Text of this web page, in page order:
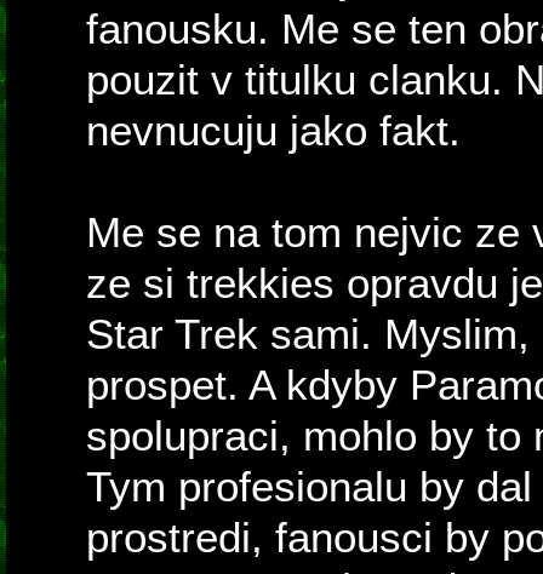
fanousku. Me se ten
pouzit v titulku clanku.
nevnucuju jako fakt.
Me se na tom nejvic ze
ze si trekkies opravdu
Star Trek sami.
prospet. A kdyby
spolupraci, mohlo by to
Tym profesionalu by
prostredi, fanousci by